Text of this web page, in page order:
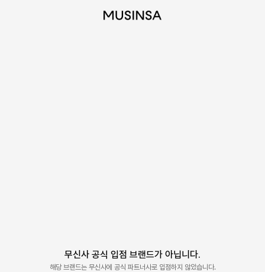
무신사 공식 입점 브랜드가 아닙니다.
해당 브랜드는 무신사에 공식 파트너사로 입점하지 않았습니다.